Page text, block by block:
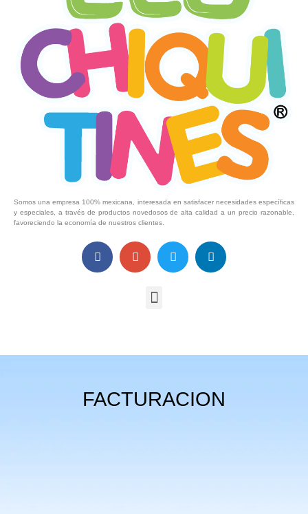
Somos una empresa 100% mexicana, interesada en satisfacer necesidades específicas
y especiales, a través de productos novedosos de alta calidad a un precio razonable,
favoreciendo la economía de nuestros clientes.
FACTURACION